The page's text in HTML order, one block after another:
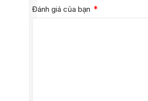
Đánh giá của bạn *